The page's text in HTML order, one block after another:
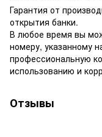
Гарантия от
открытия банки.
В любое время вы
номеру, указанному
профессиональную
использованию и
Отзывы